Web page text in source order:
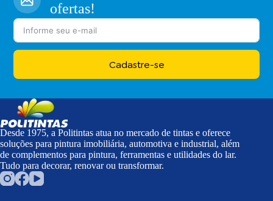
ofertas!
Cadastre-se
Desde 1975, a Politintas atua no mercado de tintas e oferece
soluções para pintura imobiliária, automotiva e industrial, além
de complementos para pintura, ferramentas e utilidades do lar.
Tudo para decorar, renovar ou transformar.